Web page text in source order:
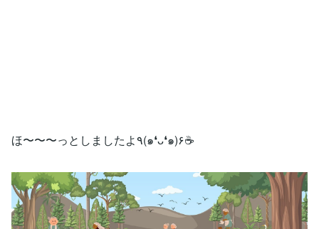
ほ〜〜〜っとしましたよ٩(๑❛ᴗ❛๑)۶☕️